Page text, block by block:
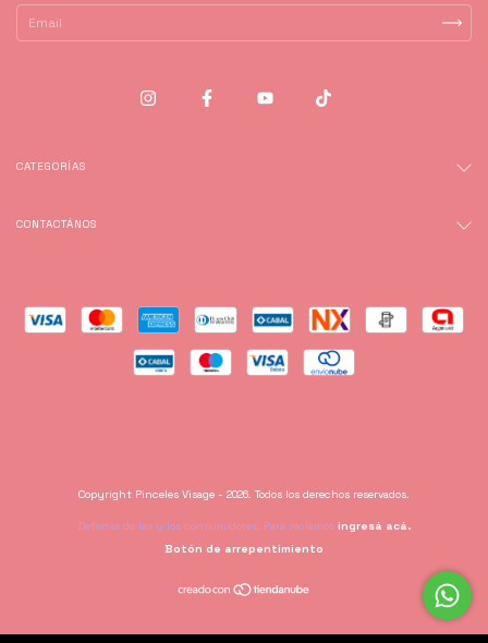
CATEGORÍAS
CONTACTÁNOS
Copyright Pinceles Visage - 2026. Todos los derechos reservados.
Defensa de las y los consumidores. Para reclamos ingresá acá.
Botón de arrepentimiento